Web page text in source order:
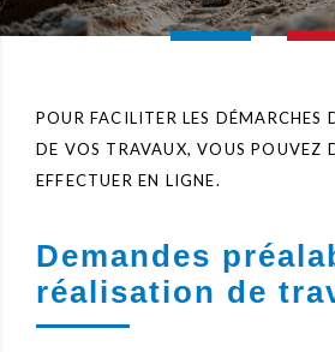
POUR FACILITER LES DÉMARCHES
DE VOS TRAVAUX, VOUS POUVEZ
EFFECTUER EN LIGNE.
Demandes
réalisation de